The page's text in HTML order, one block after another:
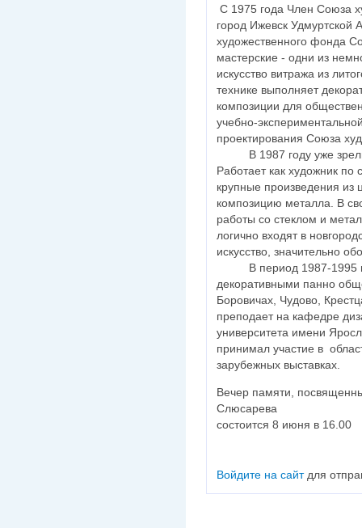
С 1975 года Член Союза
город Ижевск Удмуртской
художественного фонда
мастерские - одни из
искусство витража из
технике выполняет
композиции для
учебно-
проектирования Союза
В 1987 году уже
Работает как художник по
крупные произведения из
композицию металла. В
работы со стеклом и
логично входят в
искусство, значительно
В период 1987-1995
декоративными панно
Боровичах, Чудово,
преподает на кафедре
университета имени
принимал участие в
зарубежных выставках.
Вечер памяти,
Слюсарева
состоится 8 июня в 16.00
Войдите на сайтдля